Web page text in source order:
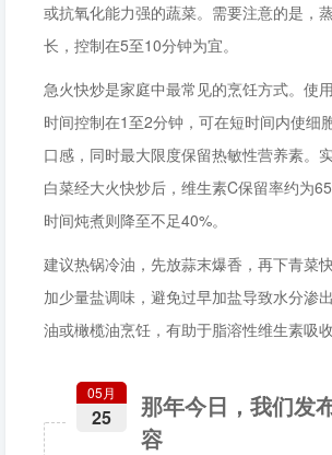
或抗氧化能力强的蔬菜。需要注意的是，
长，控制在5至10分钟为宜。
急火快炒是家庭中最常见的烹饪方式。使
时间控制在1至2分钟，可在短时间内使细
口感，同时最大限度保留热敏性营养素。
白菜经大火快炒后，维生素C保留率约为
时间炖煮则降至不足40%。
建议热锅冷油，先放蒜末爆香，再下青菜
加少量盐调味，避免过早加盐导致水分渗
油或橄榄油烹饪，有助于脂溶性维生素吸收
那年今日，我们发
容
05月
25